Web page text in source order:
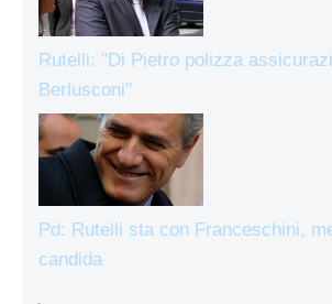
Rutelli: "Di Pietro polizza
Berlusconi"
Pd: Rutelli sta con Franceschini,
candida